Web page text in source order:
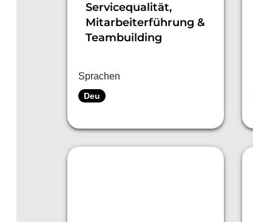
Servicequalität,
Mitarbeiterführung &
Teambuilding
Sprachen
Deu